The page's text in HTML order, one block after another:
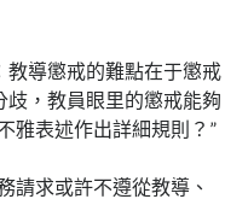
教導懲戒的難點在于懲戒
歧，教員眼里的懲戒能夠
雅表述作出詳細規則？”
請求或許不遵從教導、